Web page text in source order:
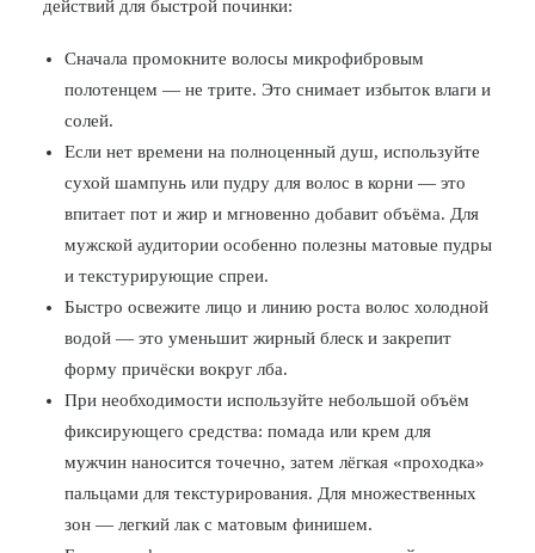
действий для быстрой починки:
Сначала промокните волосы микрофибровым
полотенцем — не трите. Это снимает избыток влаги и
солей.
Если нет времени на полноценный душ, используйте
сухой шампунь или пудру для волос в корни — это
впитает пот и жир и мгновенно добавит объёма. Для
мужской аудитории особенно полезны матовые пудры
и текстурирующие спреи.
Быстро освежите лицо и линию роста волос холодной
водой — это уменьшит жирный блеск и закрепит
форму причёски вокруг лба.
При необходимости используйте небольшой объём
фиксирующего средства: помада или крем для
мужчин наносится точечно, затем лёгкая «проходка»
пальцами для текстурирования. Для множественных
зон — легкий лак с матовым финишем.